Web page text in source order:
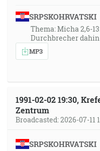
SRPSKOHRVATSKI
Thema: Micha 2,6-
Durchbrecher
MP3
1991-02-02 19:30,
Zentrum
Broadcasted: 2026-07-11
SRPSKOHRVATSKI